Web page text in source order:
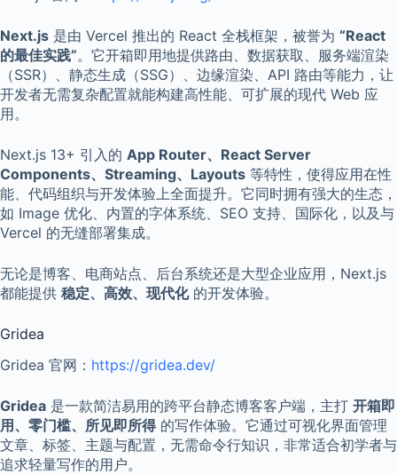
Next.js 是由 Vercel 推出的 React 全栈框架，被誉为 “React
的最佳实践”。它开箱即用地提供路由、数据获取、服务端渲染
（SSR）、静态生成（SSG）、边缘渲染、API 路由等能力，让
开发者无需复杂配置就能构建高性能、可扩展的现代 Web 应
用。
Next.js 13+ 引入的 App Router、React Server
Components、Streaming、Layouts 等特性，使得应用在性
能、代码组织与开发体验上全面提升。它同时拥有强大的生态，
如 Image 优化、内置的字体系统、SEO 支持、国际化，以及与
Vercel 的无缝部署集成。
无论是博客、电商站点、后台系统还是大型企业应用，Next.js
都能提供 稳定、高效、现代化的开发体验。
Gridea
Gridea 官网： https://gridea.dev/
Gridea 是一款简洁易用的跨平台静态博客客户端，主打 开箱即
用、零门槛、所见即所得的写作体验。它通过可视化界面管理
文章、标签、主题与配置，无需命令行知识，非常适合初学者与
追求轻量写作的用户。